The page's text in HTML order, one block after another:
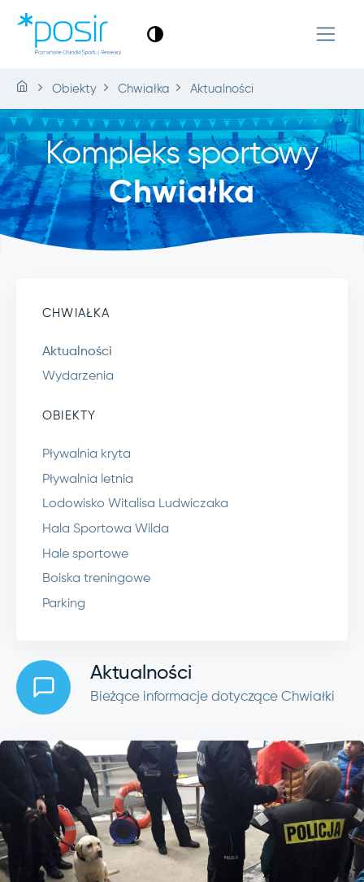
Obiekty Chwiałka Aktualności
Kompleks sportowy
Chwiałka
CHWIAŁKA
Aktualności
Wydarzenia
OBIEKTY
Pływalnia kryta
Pływalnia letnia
Lodowisko Witalisa Ludwiczaka
Hala Sportowa Wilda
Hale sportowe
Boiska treningowe
Parking
Aktualności
Bieżące informacje dotyczące Chwiałki